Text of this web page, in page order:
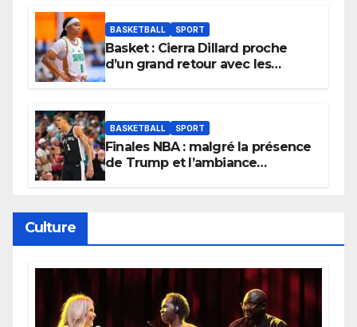
BASKETBALL SPORT
Basket : Cierra Dillard proche
d’un grand retour avec les
BASKETBALL SPORT
Finales NBA : malgré la présence
de Trump et l’ambiance
Culture